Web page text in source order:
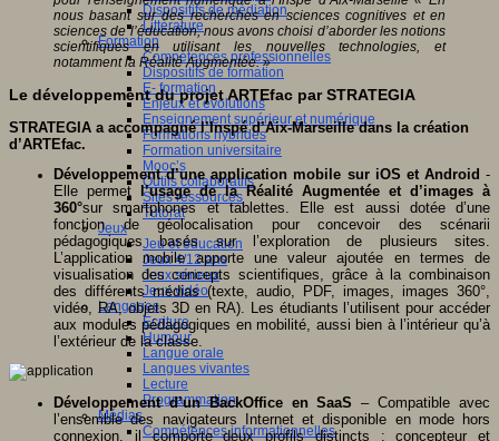
Dispositifs de médiation
Littérature
Formation
Compétences professionnelles
Dispositifs de formation
E- formation
Enjeux et évolutions
Enseignement supérieur et numérique
Formations hybrides
Formation universitaire
Mooc’s
Outils collaboratifs
Sites ressources
Tutorat
Jeux
Jeu et éducation
Jeux 4/12 ans
Jeux sérieux
Jeux vidéo
Langages
Ecriture
Humour
Langue orale
Langues vivantes
Lecture
Programmation
Médias
Compétences informationnelles
nous basant sur des recherches en sciences cognitives et en
sciences de l’éducation, nous avons choisi d’aborder les notions
scientifiques en utilisant les nouvelles technologies, et
notamment la Réalité Augmentée. »
Le développement du projet ARTEfac par STRATEGIA
STRATEGIA a accompagné l’Inspé d’Aix-Marseille dans la création
d’ARTEfac.
Développement d’une application mobile sur iOS et Android -
Elle permet
l’usage de la Réalité Augmentée et d’images à
360°sur smartphones et tablettes. Elle est aussi dotée d’une
fonction de géolocalisation pour concevoir des scénarii
pédagogiques basés sur l’exploration de plusieurs sites.
L’application mobile apporte une valeur ajoutée en termes de
visualisation des concepts scientifiques, grâce à la combinaison
des différents médias (texte, audio, PDF, images, images 360°,
vidéo, RA, objets 3D en RA). Les étudiants l’utilisent pour accéder
aux modules pédagogiques en mobilité, aussi bien à l’intérieur qu’à
l’extérieur de la classe.
Développement d’un BackOffice en SaaS– Compatible avec
l’ensemble des navigateurs Internet et disponible en mode hors
connexion, il comporte deux profils distincts : concepteur et